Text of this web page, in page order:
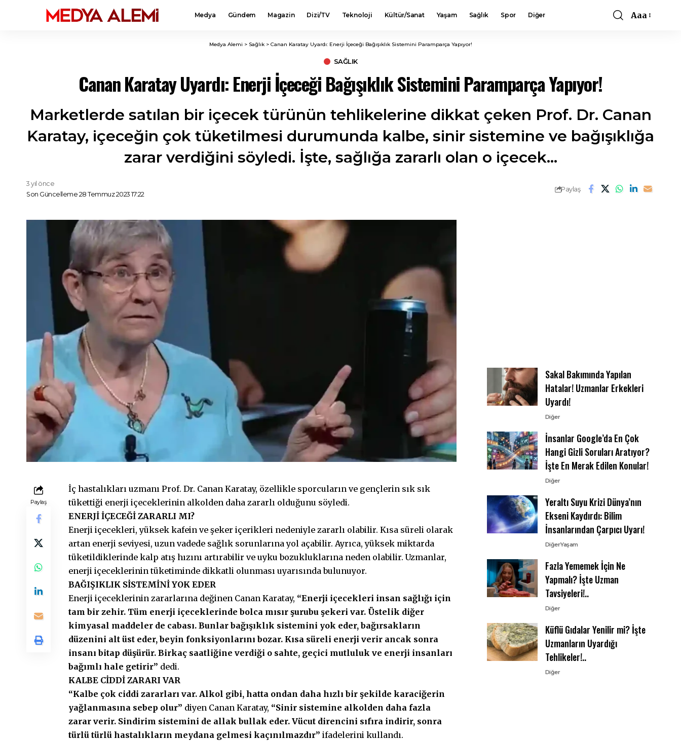
Medya Gündem Magazin Dizi/TV Teknoloji Kültür/Sanat Yaşam Sağlık Spor Diğer
Font
Aaa
Medya Alemi > Sağlık> Canan Karatay Uyardı: Enerji İçeceği Bağışıklık Sistemini Paramparça Yapıyor!
SAĞLIK
Canan Karatay Uyardı: Enerji İçeceği Bağışıklık Sistemini Paramparça Yapıyor!
Marketlerde satılan bir içecek türünün tehlikelerine dikkat çeken Prof. Dr. Canan
Karatay, içeceğin çok tüketilmesi durumunda kalbe, sinir sistemine ve bağışıklığa
zarar verdiğini söyledi. İşte, sağlığa zararlı olan o içecek...
Son Güncelleme 28 Temmuz 2023 17:22
3 yıl önce
Paylaş
Paylaş
İç hastalıkları uzmanı Prof. Dr. Canan Karatay, özellikle sporcuların ve gençlerin sık sık
tükettiği enerji içeceklerinin alkolden daha zararlı olduğunu söyledi.
ENERJİ İÇECEĞİ ZARARLI MI?
Enerji içecekleri, yüksek kafein ve şeker içerikleri nedeniyle zararlı olabilir. Kısa süreli olarak
artan enerji seviyesi, uzun vadede sağlık sorunlarına yol açabilir. Ayrıca, yüksek miktarda
tüketildiklerinde kalp atış hızını artırabilir ve uyku bozukluklarına neden olabilir. Uzmanlar,
enerji içeceklerinin tüketiminde dikkatli olunması uyarısında bulunuyor.
BAĞIŞIKLIK SİSTEMİNİ YOK EDER
Enerji içeceklerinin zararlarına değinen Canan Karatay, “Enerji içecekleri insan sağlığı için
tam bir zehir. Tüm enerji içeceklerinde bolca mısır şurubu şekeri var. Üstelik diğer
kimyasal maddeler de cabası. Bunlar bağışıklık sistemini yok eder, bağırsakların
düzenini alt üst eder, beyin fonksiyonlarını bozar. Kısa süreli enerji verir ancak sonra
insanı bitap düşürür. Birkaç saatliğine verdiği o sahte, geçici mutluluk ve enerji insanları
bağımlı hale getirir” dedi.
KALBE CİDDİ ZARARI VAR
“Kalbe çok ciddi zararları var. Alkol gibi, hatta ondan daha hızlı bir şekilde karaciğerin
yağlanmasına sebep olur” diyen Canan Karatay, “Sinir sistemine alkolden daha fazla
zarar verir. Sindirim sistemini de allak bullak eder. Vücut direncini sıfıra indirir, sonra
türlü türlü hastalıkların meydana gelmesi kaçınılmazdır” ifadelerini kullandı.
Sakal Bakımında Yapılan
Hatalar! Uzmanlar Erkekleri
Uyardı!
Diğer
İnsanlar Google’da En Çok
Hangi Gizli Soruları Aratıyor?
İşte En Merak Edilen Konular!
Diğer
Yeraltı Suyu Krizi Dünya’nın
Ekseni Kaydırdı: Bilim
İnsanlarından Çarpıcı Uyarı!
DiğerYaşam
Fazla Yememek İçin Ne
Yapmalı? İşte Uzman
Tavsiyeleri!..
Diğer
Küflü Gıdalar Yenilir mi? İşte
Uzmanların Uyardığı
Tehlikeler!..
Diğer